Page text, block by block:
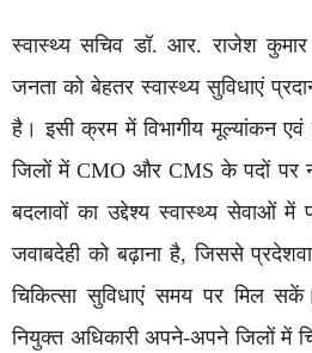
स्वास्थ्य सचिव डॉ. आर. राजेश कुमार
जनता को बेहतर स्वास्थ्य सुविधाएं
है। इसी क्रम में विभागीय मूल्यांकन एवं
जिलों में CMO और CMS के पदों पर
बदलावों का उद्देश्य स्वास्थ्य सेवाओं में
जवाबदेही को बढ़ाना है, जिससे
चिकित्सा सुविधाएं समय पर मिल
नियुक्त अधिकारी अपने-अपने जिलों में